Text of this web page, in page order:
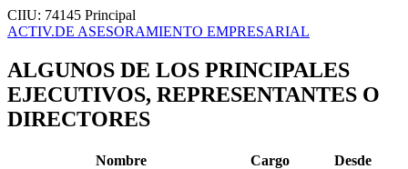
CIIU: 74145 Principal
ACTIV.DE ASESORAMIENTO EMPRESARIAL
ALGUNOS DE LOS PRINCIPALES
EJECUTIVOS, REPRESENTANTES O
DIRECTORES
Nombre Cargo
Desde